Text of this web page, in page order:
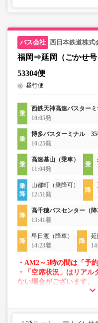
西日本鉄道株式
福岡⇒延岡（ごかせ号
53304便
昼行便
西鉄天神高速バスター
10:05発
博多バスターミナル 35
10:25発
高速基山（乗車）
11:04発
山都町（乗降可）
12:51発
高千穂バスセンター（降
13:41着
早日渡（降車）
14:23着
延
・AM2～5時の間は「予
・「空席状況」はリア
ない場合がございます。
・車両は予告なく変更と
で、あらかじめご了承く